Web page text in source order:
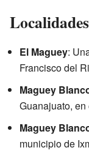
El Maguey:
Francisco del
Maguey
Guanajuato,
Maguey
municipio de